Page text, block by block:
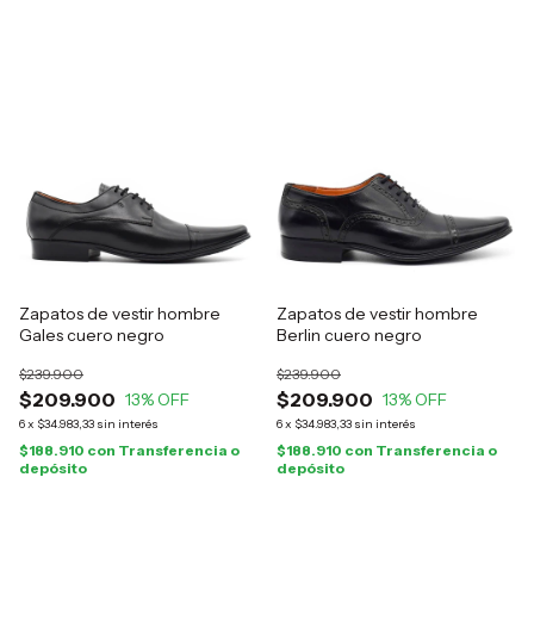
Zapatos de vestir hombre
Gales cuero negro
$209.900
$239.900
13% OFF
6x $34.983,33 sin interés
$188.910 con Transferencia o
depósito
Zapatos de vestir hombre
Berlin cuero negro
$209.900
$239.900
13% OFF
6x $34.983,33 sin interés
$188.910 con Transferencia o
depósito